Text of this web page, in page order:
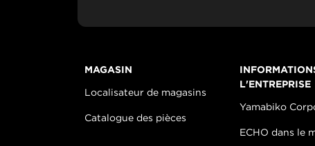
MAGASIN
Localisateur de magasins
Catalogue des pièces
L'ENTREPRISE
Yamabiko
ECHO dans le